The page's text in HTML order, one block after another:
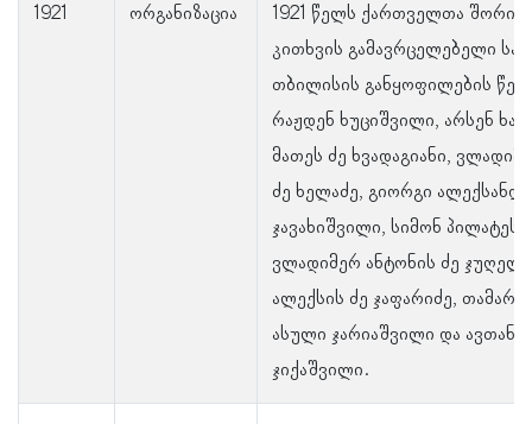
1921 ორგანიზაცია
1921 წელს ქართველთა შორის
კითხვის გამავრცელებელი
თბილისის განყოფილების
რაჟდენ ხუციშვილი, არსენ
მათეს ძე ხვადაგიანი,
ძე ხელაძე, გიორგი
ჯავახიშვილი, სიმონ პილატეს
ვლადიმერ ანტონის ძე
ალექსის ძე ჯაფარიძე, თამარ
ასული ჯარიაშვილი და
ჯიქაშვილი.